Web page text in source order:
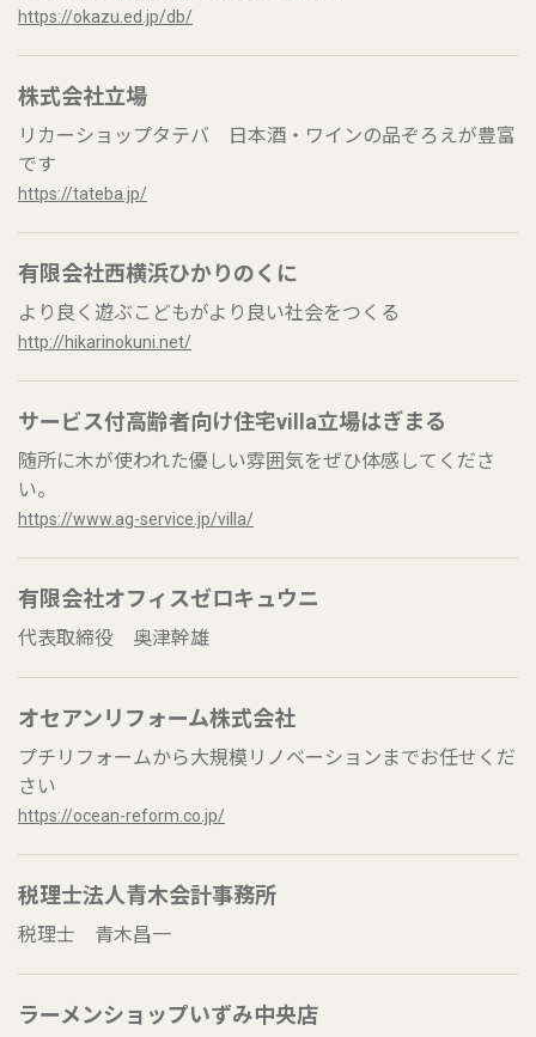
https://okazu.ed.jp/db/
株式会社立場
リカーショップタテバ 日本酒・ワインの品ぞろえが豊富
です
https://tateba.jp/
有限会社西横浜ひかりのくに
より良く遊ぶこどもがより良い社会をつくる
http://hikarinokuni.net/
サービス付高齢者向け住宅villa立場はぎまる
随所に木が使われた優しい雰囲気をぜひ体感してくださ
い。
https://www.ag-service.jp/villa/
有限会社オフィスゼロキュウニ
代表取締役 奥津幹雄
オセアンリフォーム株式会社
プチリフォームから大規模リノベーションまでお任せくだ
さい
https://ocean-reform.co.jp/
税理士法人青木会計事務所
税理士 青木昌一
ラーメンショップいずみ中央店